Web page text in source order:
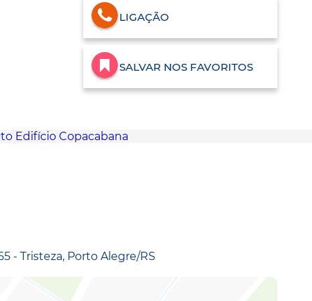
LIGAÇÃO
SALVAR NOS FAVORITOS
- Tristeza, Porto Alegre/RS